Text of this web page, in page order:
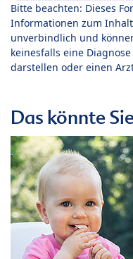
Bitte beachten: Dieses
Informationen zum
unverbindlich und
keinesfalls eine
darstellen oder einen
Das könnte